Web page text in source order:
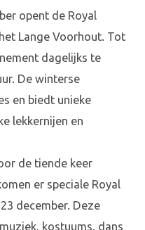
opent de Royal
Lange Voorhout. Tot
dagelijks te
De winterse
en biedt unieke
lekkernijen en
de tiende keer
er speciale Royal
december. Deze
kostuums, dans